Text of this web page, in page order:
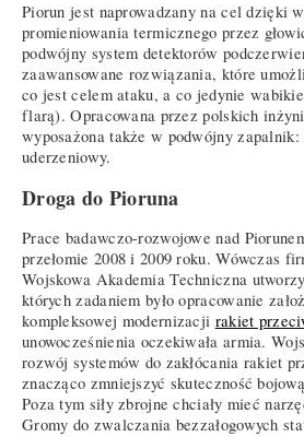
Piorun jest naprowadzany na cel dzięki
promieniowania termicznego przez
podwójny system detektorów
zaawansowane rozwiązania, które
co jest celem ataku, a co jedynie
flarą). Opracowana przez polskich
wyposażona także w podwójny
uderzeniowy.
Droga do Pioruna
Prace badawczo-rozwojowe nad
przełomie 2008 i 2009 roku. Wówczas
Wojskowa Akademia Techniczna
których zadaniem było opracowanie
kompleksowej modernizacji rakiet
unowocześnienia oczekiwała armia.
rozwój systemów do zakłócania rakiet
znacząco zmniejszyć skuteczność
Poza tym siły zbrojne chciały mieć
Gromy do zwalczania bezzałogowych